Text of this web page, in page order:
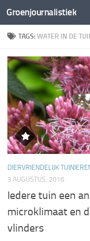
Doorgaan naar inhoud
Groenjournalistiek
TAGS:WATER IN DE
DIERVRIENDELIJK
3 AUGUSTUS, 2016
Iedere tuin een
microklimaat en
vlinders